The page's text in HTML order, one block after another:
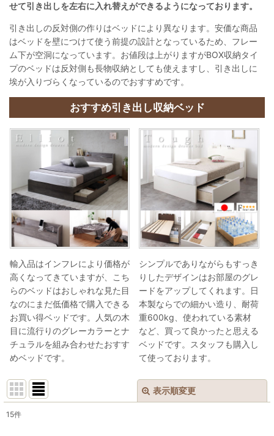
せて引き出しを左右に入れ替えができるようになっております。
引き出しの反対側の作りはベッドにより異なります。安価な商品
はベッドを壁につけて使う前提の設計となっているため、フレー
ム下が空洞になっています。お値段は上がりますがBOX収納タイ
プのベッドは反対側も長物収納としても使えますし、引き出しに
埃が入りづらくなっているのでおすすめです。
おすすめ引き出し収納ベッド
輸入品はインフレにより価格が
高くなってきていますが、こち
らのベッドはおしゃれな見た目
なのにまだ低価格で購入できる
お買い得ベッドです。人気の木
目に流行りのグレーカラーとナ
チュラルを組み合わせたおすす
めベッドです。
シンプルでありながらもすっき
りしたデザインはお部屋のグレ
ードをアップしてくれます。日
本製ならでの細かい造り、耐荷
重600kg、使われている素材
など、買って良かったと思える
ベッドです。スタッフも購入し
て使っております。
表示順変更
15件